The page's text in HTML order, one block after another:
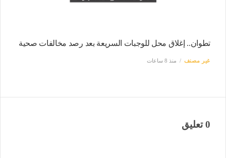
تطوان.. إغلاق محل للوجبات السريعة بعد رصد مخالفات صحية
غير مصنف منذ 8 ساعات
0 تعليق